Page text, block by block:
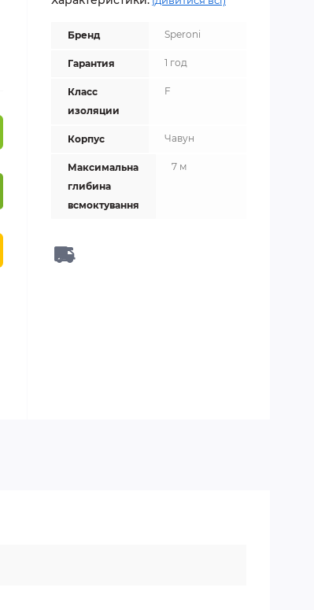
Бренд Speroni
Гарантия 1 год
Класс
изоляции
F
Корпус Чавун
Максимальна
глибина
всмоктування
7 м